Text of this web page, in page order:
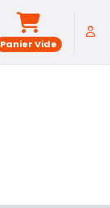
Panier Vide